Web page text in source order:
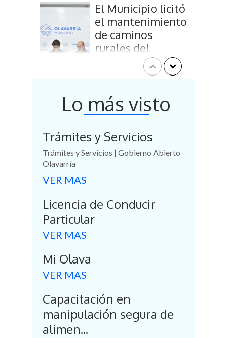
El Municipio licitó
el mantenimiento
de caminos
rurales del
Partido de
26 Junio, 2025
realizará una
nueva jornada de
13 Mayo, 2025
a la Información
28 Septiembre, 2023
Lo más visto
Trámites y Servicios
Trámites y Servicios | Gobierno Abierto
Olavarría
VER MAS
Licencia de Conducir
Particular
VER MAS
Mi Olava
VER MAS
Capacitación en
manipulación segura de
alimen...